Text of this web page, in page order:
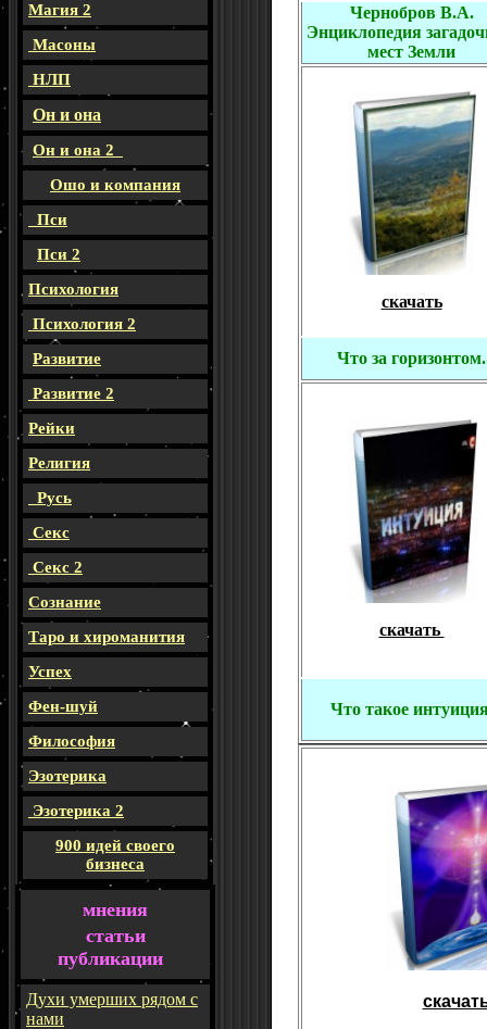
Магия 2
Масоны
НЛП
Он и она
Он и она 2
Ошо и компания
Пси
Пси 2
Психология
Психология 2
Развитие
Развитие 2
Рейки
Религия
Русь
Секс
Секс 2
Сознание
Таро и хироманития
Успех
Фен-шуй
Философия
Эзотерика
Эзотерика 2
900 идей своего
бизнеса
мнения
статьи
публикации
Духи умерших рядом с
нами
Чернобров В.А.
Энциклопедия
мест Земли
скачать
Что за горизонтом.
скачать
Что такое